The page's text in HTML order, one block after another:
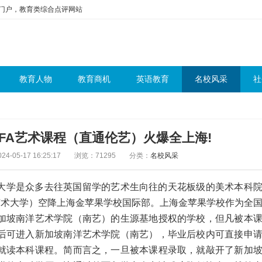
户，教育类综合点评网站
教育人物 教育商机 英语教育 名校风采
艺术课程（直通伦艺）火爆全上海!
05-17 16:25:17 浏览：71295 分类：名校风采
学是众多去往英国留学的艺术生向往的天花板级的美术本科
大学）空降上海金苹果学校国际部。上海金苹果学校作为全
南洋艺术学院（南艺）的生源基地授权的学校，但凡被本
进入新加坡南洋艺术学院（南艺），毕业后校内可直接申
本科课程。简而言之，一旦被本课程录取，就敲开了新加